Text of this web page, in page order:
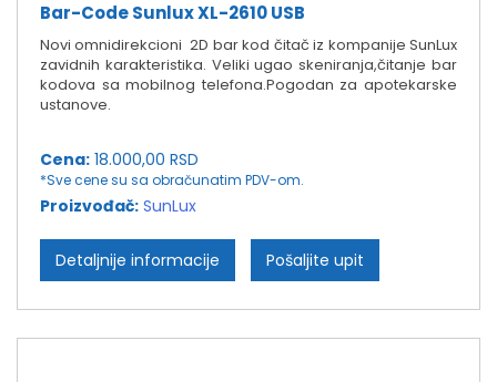
Bar-Code Sunlux XL-2610 USB
Novi omnidirekcioni 2D bar kod čitač iz kompanije SunLux
zavidnih karakteristika. Veliki ugao skeniranja,čitanje bar
kodova sa mobilnog telefona.Pogodan za apotekarske
ustanove.
Cena: 18.000,00 RSD
*Sve cene su sa obračunatim PDV-om.
Proizvođač: SunLux
Detaljnije informacije Pošaljite upit